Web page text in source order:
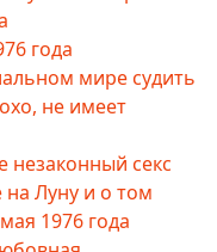
года
мире судить
не имеет
незаконный секс
на Луну и о том
1976 года